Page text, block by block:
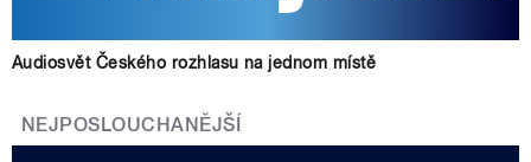
Audiosvět Českého rozhlasu na jednom místě
NEJPOSLOUCHANĚJŠÍ